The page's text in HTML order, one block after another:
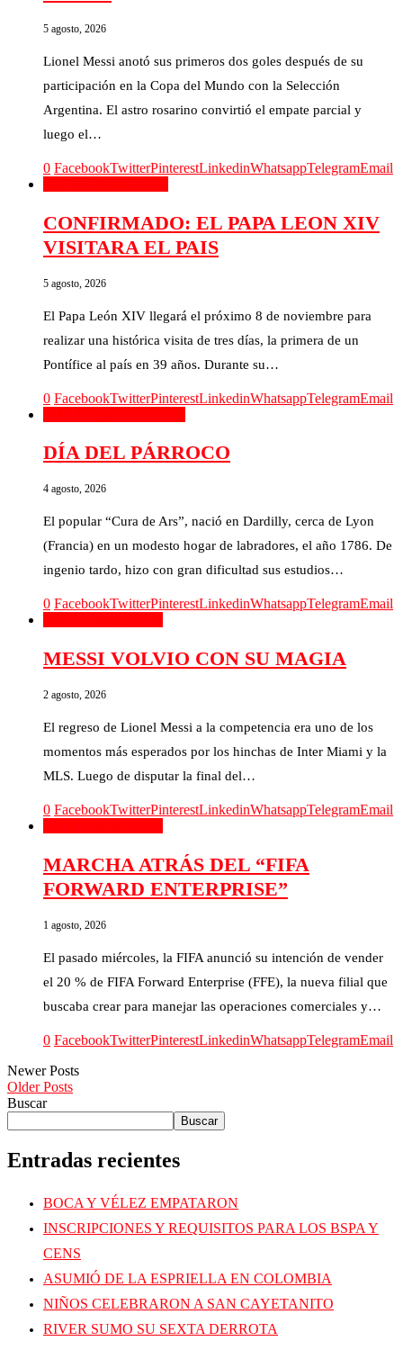
5 agosto, 2026
Lionel Messi anotó sus primeros dos goles después de su
participación en la Copa del Mundo con la Selección
Argentina. El astro rosarino convirtió el empate parcial y
luego el…
0 FacebookTwitterPinterestLinkedinWhatsappTelegramEmail
CONFIRMADO: EL PAPA LEON XIV
VISITARA EL PAIS
5 agosto, 2026
El Papa León XIV llegará el próximo 8 de noviembre para
realizar una histórica visita de tres días, la primera de un
Pontífice al país en 39 años. Durante su…
0 FacebookTwitterPinterestLinkedinWhatsappTelegramEmail
DÍA DEL PÁRROCO
4 agosto, 2026
El popular “Cura de Ars”, nació en Dardilly, cerca de Lyon
(Francia) en un modesto hogar de labradores, el año 1786. De
ingenio tardo, hizo con gran dificultad sus estudios…
0 FacebookTwitterPinterestLinkedinWhatsappTelegramEmail
MESSI VOLVIO CON SU MAGIA
2 agosto, 2026
El regreso de Lionel Messi a la competencia era uno de los
momentos más esperados por los hinchas de Inter Miami y la
MLS. Luego de disputar la final del…
0 FacebookTwitterPinterestLinkedinWhatsappTelegramEmail
MARCHA ATRÁS DEL “FIFA
FORWARD ENTERPRISE”
1 agosto, 2026
El pasado miércoles, la FIFA anunció su intención de vender
el 20 % de FIFA Forward Enterprise (FFE), la nueva filial que
buscaba crear para manejar las operaciones comerciales y…
0 FacebookTwitterPinterestLinkedinWhatsappTelegramEmail
Newer Posts
Older Posts
Buscar
Buscar
Entradas recientes
BOCA Y VÉLEZ EMPATARON
INSCRIPCIONES Y REQUISITOS PARA LOS BSPA Y
CENS
ASUMIÓ DE LA ESPRIELLA EN COLOMBIA
NIÑOS CELEBRARON A SAN CAYETANITO
RIVER SUMO SU SEXTA DERROTA